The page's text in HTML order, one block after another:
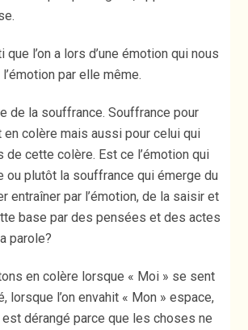
que l’on a lors d’une émotion qui nous
par elle même.
de la souffrance. Souffrance pour
colère mais aussi pour celui qui
cette colère. Est ce l’émotion qui
ou plutôt la souffrance qui émerge du
entraîner par l’émotion, de la saisir et
base par des pensées et des actes
parole?
en colère lorsque « Moi » se sent
lorsque l’on envahit « Mon » espace,
dérangé parce que les choses ne